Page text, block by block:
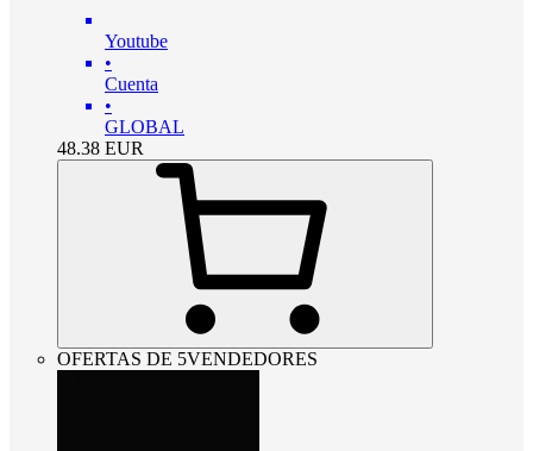
Youtube
•
Cuenta
•
GLOBAL
48.38 EUR
OFERTAS DE 5VENDEDORES